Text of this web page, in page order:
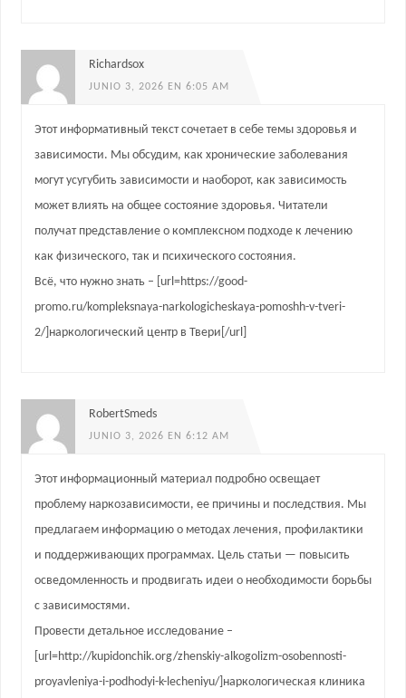
Richardsox
JUNIO 3, 2026 EN 6:05 AM
Этот информативный текст сочетает в себе темы здоровья и
зависимости. Мы обсудим, как хронические заболевания
могут усугубить зависимости и наоборот, как зависимость
может влиять на общее состояние здоровья. Читатели
получат представление о комплексном подходе к лечению
как физического, так и психического состояния.
Всё, что нужно знать – [url=https://good-
promo.ru/kompleksnaya-narkologicheskaya-pomoshh-v-tveri-
2/]наркологический центр в Твери[/url]
RobertSmeds
JUNIO 3, 2026 EN 6:12 AM
Этот информационный материал подробно освещает
проблему наркозависимости, ее причины и последствия. Мы
предлагаем информацию о методах лечения, профилактики
и поддерживающих программах. Цель статьи — повысить
осведомленность и продвигать идеи о необходимости борьбы
с зависимостями.
Провести детальное исследование –
[url=http://kupidonchik.org/zhenskiy-alkogolizm-osobennosti-
proyavleniya-i-podhodyi-k-lecheniyu/]наркологическая клиника